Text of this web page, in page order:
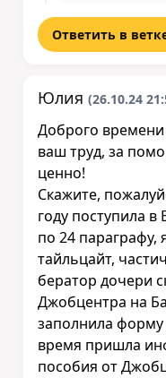
Ответить в
Юлия (26.10.24
Доброго времени
ваш труд, за
ценно!
Скажите,
году поступила
по 24 параграфу,
тайльцайт,
бератор дочери
Джобцентра на
заполнила
время пришла
пособия от